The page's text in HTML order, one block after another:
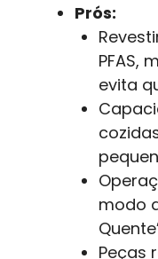
Prós:
PFAS,
evita
modo
Peças